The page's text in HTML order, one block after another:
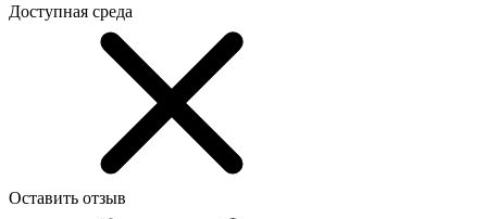
Доступная среда
Оставить отзыв